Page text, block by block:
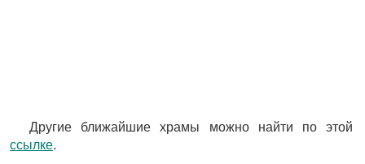
Другие ближайшие храмы можно найти по этой
ссылке.